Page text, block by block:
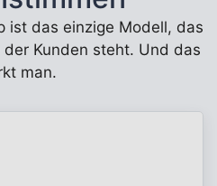
ist das einzige Modell, das
Kunden steht. Und das
man.